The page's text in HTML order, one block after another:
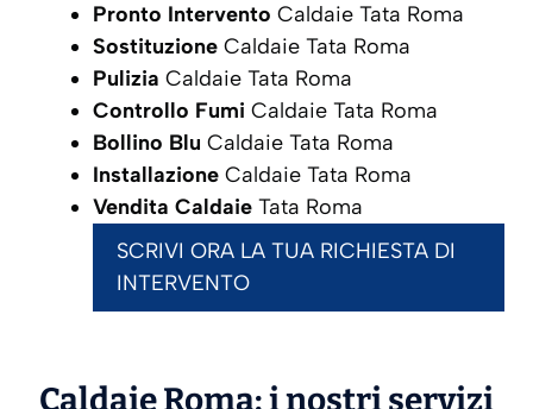
Pronto Intervento Caldaie Tata Roma
Sostituzione Caldaie Tata Roma
Pulizia Caldaie Tata Roma
Controllo Fumi Caldaie Tata Roma
Bollino Blu Caldaie Tata Roma
Installazione Caldaie Tata Roma
Vendita Caldaie Tata Roma
SCRIVI ORA LA TUA RICHIESTA DI
INTERVENTO
Caldaie Roma: i nostri servizi